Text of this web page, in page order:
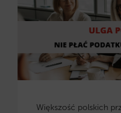
Większość polskich